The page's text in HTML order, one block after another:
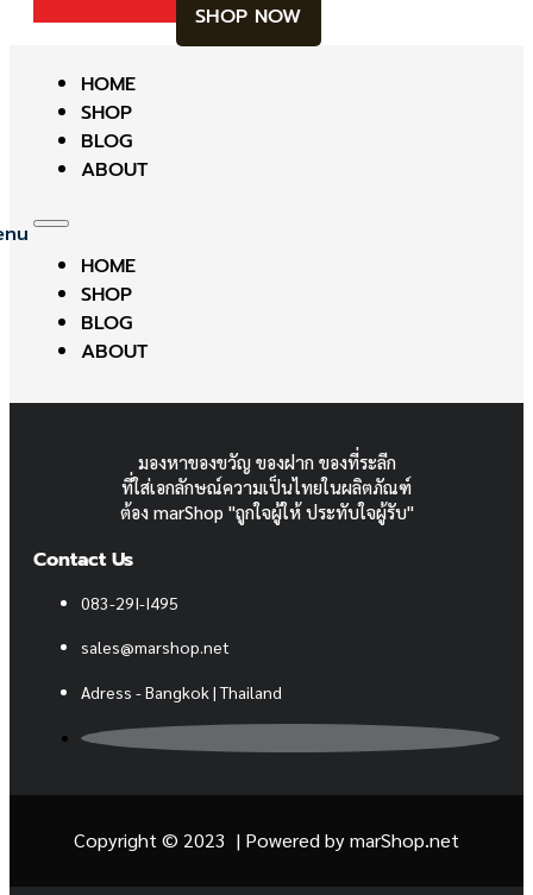
SHOP NOW
HOME
SHOP
BLOG
ABOUT
HOME
SHOP
BLOG
ABOUT
มองหาของขวัญ ของฝาก ของที่ระลีก
ที่ใส่เอกลักษณ์ความเป็นไทยในผลิตภัณฑ์
ต้อง marShop "ถูกใจผู้ให้ ประทับใจผู้รับ"
Contact Us
083-29I-I495
sales@marshop.net
Adress - Bangkok | Thailand
Copyright © 2023 | Powered bymarShop.net